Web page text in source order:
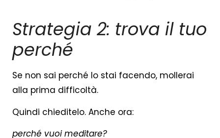
Strategia 2: trova il tuo
perché
Se non sai perché lo stai facendo, mollerai
alla prima difficoltà.
Quindi chieditelo. Anche ora:
perché vuoi meditare?